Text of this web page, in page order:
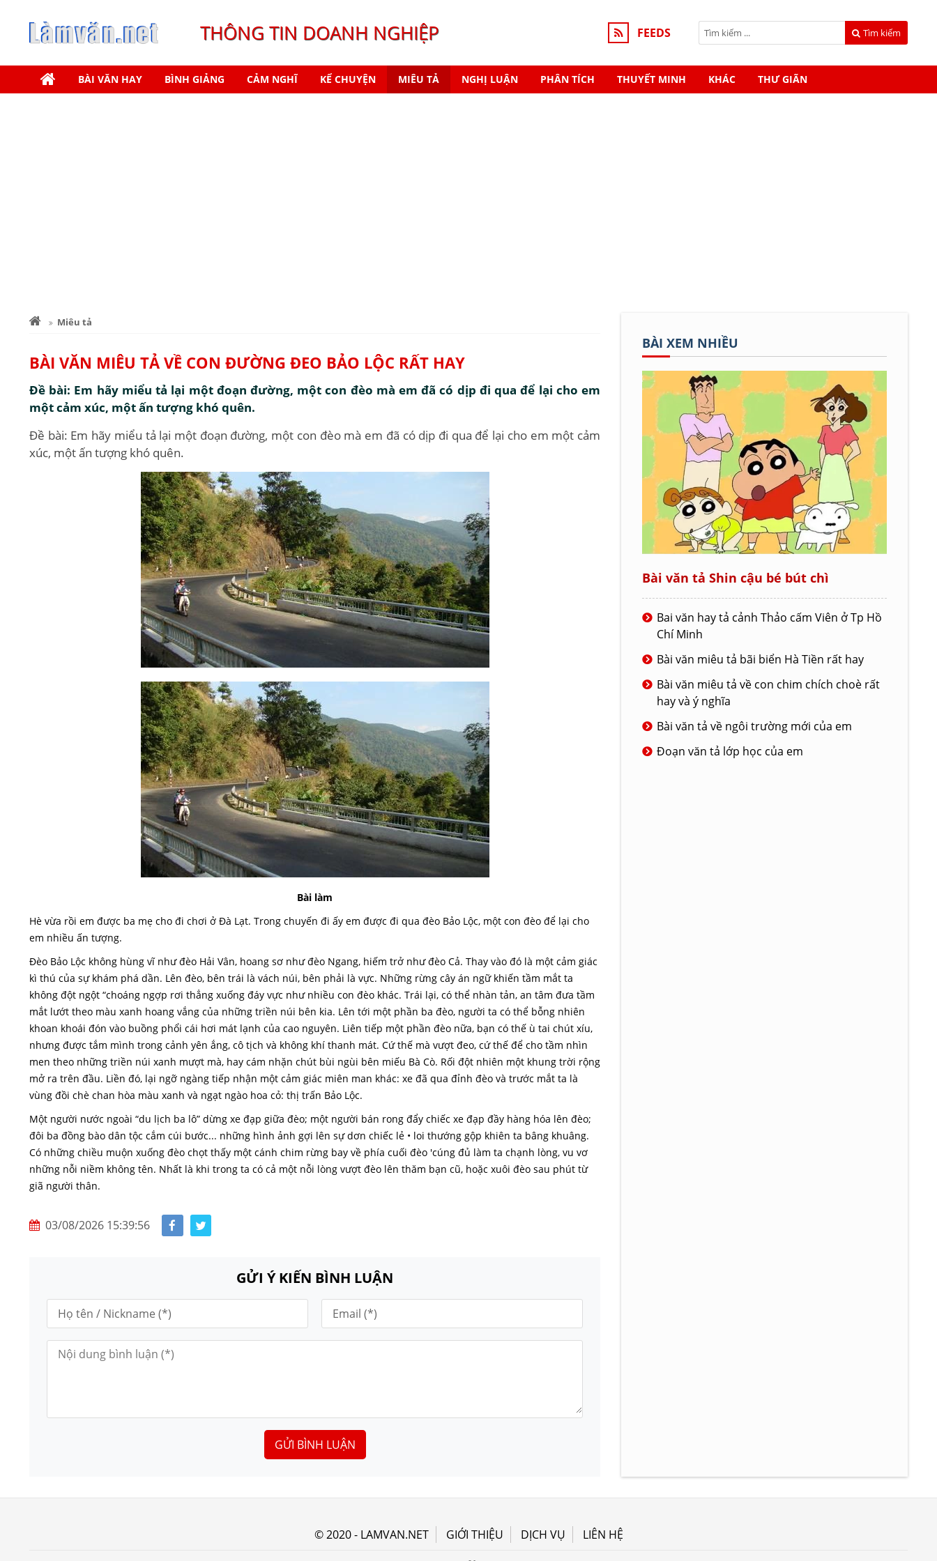
THÔNG TIN DOANH NGHIỆP FEEDS Tìm kiếm
BÀI VĂN HAY BÌNH GIẢNG CẢM NGHĨ KỂ CHUYỆN MIÊU TẢ NGHỊ LUẬN PHÂN TÍCH THUYẾT MINH KHÁC THƯ GIÃN
Miêu tả
BÀI VĂN MIÊU TẢ VỀ CON ĐƯỜNG ĐEO BẢO LỘC RẤT HAY
Đề bài: Em hãy miểu tả lại một đoạn đường, một con đèo mà em đã có dịp đi qua để lại cho em
một cảm xúc, một ấn tượng khó quên.
Đề bài: Em hãy miểu tả lại một đoạn đường, một con đèo mà em đã có dịp đi qua để lại cho em một cảm
xúc, một ấn tượng khó quên.
Bài làm
Hè vừa rồi em được ba mẹ cho đi chơi ở Đà Lạt. Trong chuyến đi ấy em được đi qua đèo Bảo Lộc, một con đèo để lại cho
em nhiều ấn tượng.
Đèo Bảo Lộc không hùng vĩ như đèo Hải Vân, hoang sơ như đèo Ngang, hiếm trở như đèo Cả. Thay vào đó là một cảm giác
kì thú của sự khám phá dần. Lên đèo, bên trái là vách núi, bên phải là vực. Những rừng cây án ngữ khiến tầm mắt ta
không đột ngột “choáng ngợp rơi thẳng xuống đáy vực như nhiều con đèo khác. Trái lại, có thể nhàn tản, an tâm đưa tầm
mắt lướt theo màu xanh hoang vắng của những triền núi bên kia. Lên tới một phần ba đèo, người ta có thể bỗng nhiên
khoan khoái đón vào buồng phổi cái hơi mát lạnh của cao nguyên. Liên tiếp một phần đèo nữa, bạn có thế ù tai chút xíu,
nhưng được tắm mình trong cảnh yên ắng, cô tịch và không khí thanh mát. Cứ thế mà vượt đeo, cứ thế để cho tầm nhìn
men theo những triền núi xanh mượt mà, hay cám nhặn chút bùi ngùi bên miếu Bà Cò. Rối đột nhiên một khung trời rộng
mở ra trên đầu. Liền đó, lại ngỡ ngàng tiếp nhận một cảm giác miên man khác: xe đã qua đỉnh đèo và trước mắt ta là
vùng đồi chè chan hòa màu xanh và ngạt ngào hoa cỏ: thị trấn Bảo Lộc.
Một người nước ngoài “du lịch ba lô” dừng xe đạp giữa đèo; một người bán rong đẩy chiếc xe đạp đầy hàng hóa lên đèo;
đôi ba đồng bào dân tộc cắm cúi bước... những hình ảnh gợi lên sự dơn chiếc lẻ • loi thướng gộp khiên ta bâng khuâng.
Có những chiều muộn xuống đèo chọt thấy một cánh chim rừng bay về phía cuối đèo 'cúng đủ làm ta chạnh lòng, vu vơ
những nỗi niềm không tên. Nhất là khi trong ta có cả một nỗi lòng vượt đèo lên thăm bạn cũ, hoặc xuôi đèo sau phút từ
giã người thân.
03/08/2026 15:39:56
GỬI Ý KIẾN BÌNH LUẬN
GỬI BÌNH LUẬN
BÀI XEM NHIỀU
Bài văn tả Shin cậu bé bút chì
Bai văn hay tả cảnh Thảo cấm Viên ở Tp Hồ
Chí Minh
Bài văn miêu tả bãi biển Hà Tiền rất hay
Bài văn miêu tả về con chim chích choè rất
hay và ý nghĩa
Bài văn tả về ngôi trường mới của em
Đoạn văn tả lớp học của em
© 2020 - LAMVAN.NET GIỚI THIỆU DỊCH VỤ LIÊN HỆ